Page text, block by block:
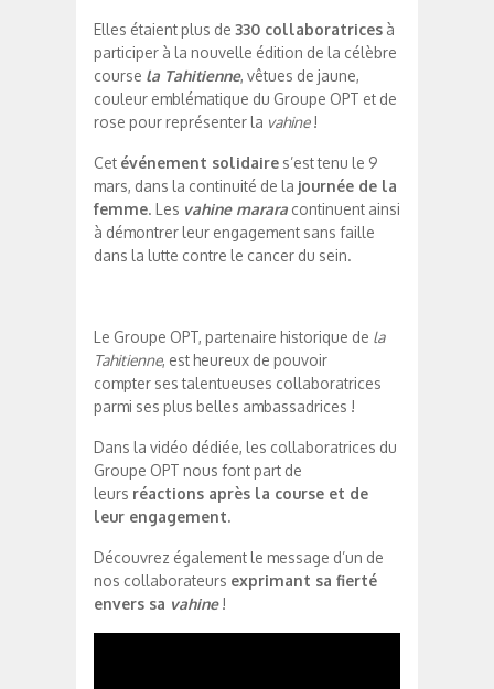
Elles étaient plus de 330 collaboratrices à
participer à la nouvelle édition de la célèbre
course la Tahitienne, vêtues de jaune,
couleur emblématique du Groupe OPT et de
rose pour représenter la vahine!
Cet événement solidaire s’est tenu le 9
mars, dans la continuité de la journée de la
femme. Les vahine marara continuent ainsi
à démontrer leur engagement sans faille
dans la lutte contre le cancer du sein.
Le Groupe OPT, partenaire historique de la
Tahitienne, est heureux de pouvoir
compter ses talentueuses collaboratrices
parmi ses plus belles ambassadrices !
Dans la vidéo dédiée, les collaboratrices du
Groupe OPT nous font part de
leurs réactions après la course et de
leur engagement.
Découvrez également le message d’un de
nos collaborateurs exprimant sa fierté
envers sa vahine!